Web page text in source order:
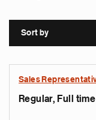
Sort by
Sales
Regular, Full time